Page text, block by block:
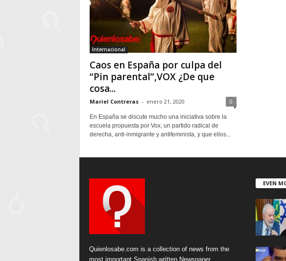
Internacional
Caos en España por culpa del
“Pin parental”,VOX ¿De que
cosa...
Mariel Contreras - enero 21, 2020 0
En España se discute mucho una iniciativa sobre la
escuela propuesta por Vox, un partido radical de
derecha, anti-inmigrante y antifeminista, y que ellos...
Quienlosabe.com is a collection of news from the
most important Spanish written Newspaper.
EVEN